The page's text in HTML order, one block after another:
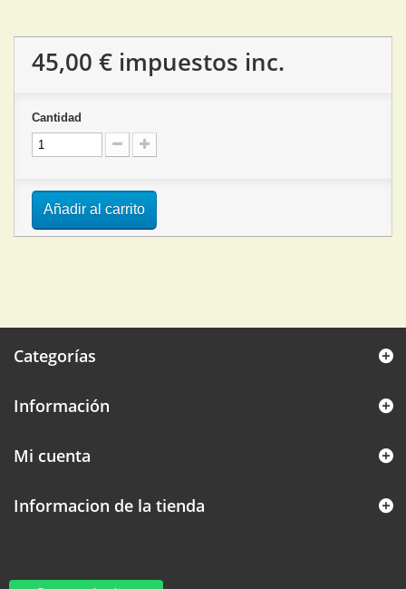
45,00 € impuestos inc.
Cantidad
Añadir al carrito
Categorías
Información
Mi cuenta
Informacion de la tienda